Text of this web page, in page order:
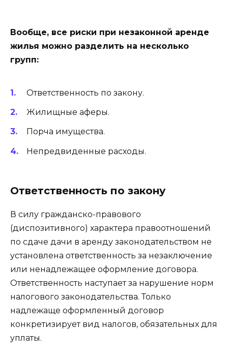
Вообще, все риски при незаконной аренде
жилья можно разделить на несколько
групп:
Ответственность по закону.
Жилищные аферы.
Порча имущества.
Непредвиденные расходы.
Ответственность по закону
В силу гражданско-правового
(диспозитивного) характера правоотношений
по сдаче дачи в аренду законодательством не
установлена ответственность за незаключение
или ненадлежащее оформление договора.
Ответственность наступает за нарушение норм
налогового законодательства. Только
надлежаще оформленный договор
конкретизирует вид налогов, обязательных для
уплаты.